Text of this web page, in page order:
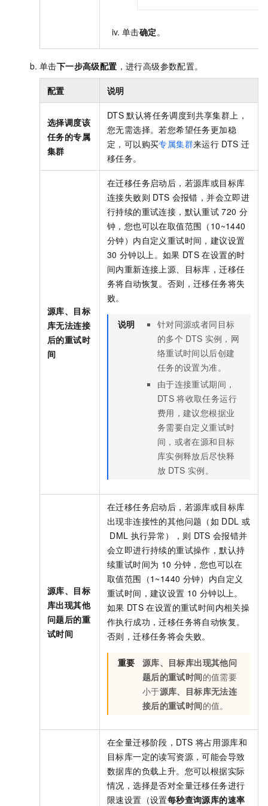
单击确定 。
单击下一步高级配置 ，进行高级参数配置。
配置 说明
选择调度该
任务的专属
集群
DTS 默认将任务调度到共享集群上，
您无需选择。若您希望任务更加稳
定，可以购买专属集群来运行 DTS 迁
移任务。
源库、目标
库无法连接
后的重试时
间
在迁移任务启动后，若源库或目标库
连接失败则 DTS 会报错，并会立即进
行持续的重试连接，默认重试 720 分
钟，您也可以在取值范围（10~1440
分钟）内自定义重试时间，建议设置
30 分钟以上。如果 DTS 在设置的时
间内重新连接上源、目标库，迁移任
务将自动恢复。否则，迁移任务将失
败。
说明
针对同源或者同目标
的多个 DTS 实例，网
络重试时间以后创建
任务的设置为准。
由于连接重试期间，
DTS 将收取任务运行
费用，建议您根据业
务需要自定义重试时
间，或者在源和目标
库实例释放后尽快释
放 DTS 实例。
源库、目标
库出现其他
问题后的重
试时间
在迁移任务启动后，若源库或目标库
出现非连接性的其他问题（如 DDL 或
DML 执行异常），则 DTS 会报错并
会立即进行持续的重试操作，默认持
续重试时间为 10 分钟，您也可以在
取值范围（1~1440 分钟）内自定义
重试时间，建议设置 10 分钟以上。
如果 DTS 在设置的重试时间内相关操
作执行成功，迁移任务将自动恢复。
否则，迁移任务将会失败。
重要
源库、目标库出现其他问
题后的重试时间的值需要
小于源库、目标库无法连
接后的重试时间的值。
在全量迁移阶段，DTS 将占用源库和
目标库一定的读写资源，可能会导致
数据库的负载上升。您可以根据实际
情况，选择是否对全量迁移任务进行
限速设置（设置每秒查询源库的速率